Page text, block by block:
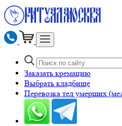
Заказать кремацию
Выбрать кладбище
Перевозка тел умерших